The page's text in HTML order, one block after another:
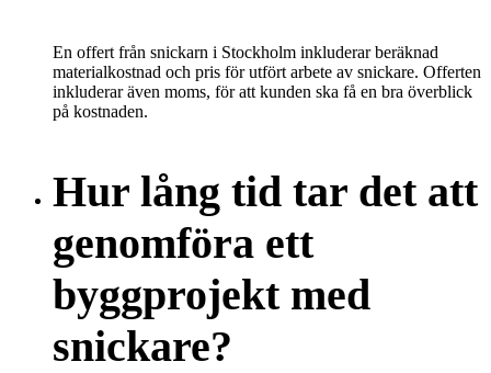
En offert från snickarn i Stockholm inkluderar beräknad
materialkostnad och pris för utfört arbete av snickare. Offerten
inkluderar även moms, för att kunden ska få en bra överblick
på kostnaden.
Hur lång tid tar det att
genomföra ett
byggprojekt med
snickare?